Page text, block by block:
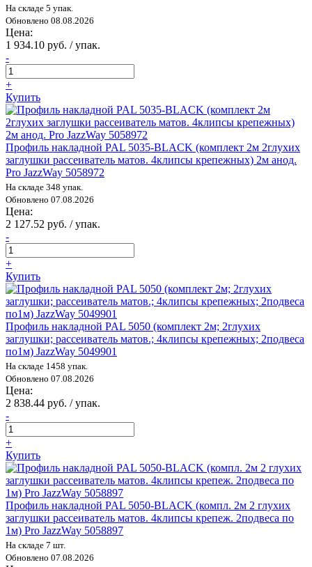
На складе 5 упак.
Обновлено 08.08.2026
Цена:
1 934.10 руб. / упак.
-
+
Купить
Профиль накладной PAL 5035-BLACK (комплект 2м 2глухих
заглушки рассеиватель матов. 4клипсы крепежных) 2м анод.
Pro JazzWay 5058972
На складе 348 упак.
Обновлено 07.08.2026
Цена:
2 127.52 руб. / упак.
-
+
Купить
Профиль накладной PAL 5050 (комплект 2м; 2глухих
заглушки; рассеиватель матов.; 4клипсы крепежных; 2подвеса
по1м) JazzWay 5049901
На складе 1458 упак.
Обновлено 07.08.2026
Цена:
2 838.44 руб. / упак.
-
+
Купить
Профиль накладной PAL 5050-BLACK (компл. 2м 2 глухих
заглушки рассеиватель матов. 4клипсы крепеж. 2подвеса по
1м) Pro JazzWay 5058897
На складе 7 шт.
Обновлено 07.08.2026